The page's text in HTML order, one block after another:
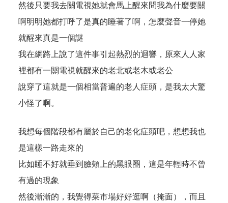
然後只要我去關電視她就會馬上醒來問我為什麼要關
啊明明她都打呼了是真的睡著了啊，怎麼聲音一停她
就醒來真是一個謎
我在網路上說了這件事引起熱烈的迴響，原來人人家
裡都有一關電視就醒來的老北或老木或老公
說穿了這就是一個相當普遍的老人症頭，是我太大驚
小怪了啊。
我想每個階段都有屬於自己的老化症頭吧，想想我也
是這樣一路走來的
比如睡不好就垂到臉頰上的黑眼圈，這是年輕時不曾
有過的現象
然後漸漸的，我覺得菜市場好好逛啊（掩面），而且